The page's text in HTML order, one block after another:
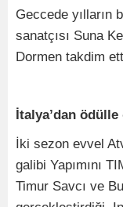
Geccede yılların
sanatçısı Suna
Dormen takdim
İtalya’dan
İki sezon evvel
galibi Yapımını
Timur Savcı ve